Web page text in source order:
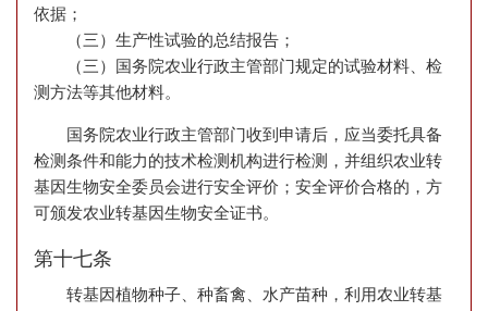
依据；
（三）生产性试验的总结报告；
（三）国务院农业行政主管部门规定的试验材料、检
测方法等其他材料。
国务院农业行政主管部门收到申请后，应当委托具备
检测条件和能力的技术检测机构进行检测，并组织农业转
基因生物安全委员会进行安全评价；安全评价合格的，方
可颁发农业转基因生物安全证书。
第十七条
转基因植物种子、种畜禽、水产苗种，利用农业转基